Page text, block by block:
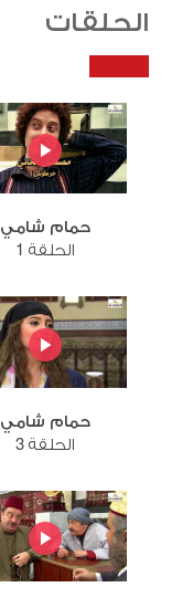
الحلقات
حمام شامي
الحلقة 1
حمام شامي
الحلقة 3